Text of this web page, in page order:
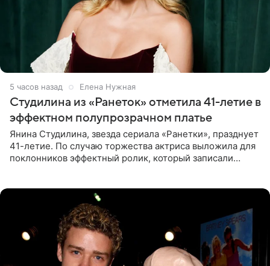
5 часов назад Елена Нужная
Студилина из «Ранеток» отметила 41-летие в
эффектном полупрозрачном платье
Янина Студилина, звезда сериала «Ранетки», празднует
41-летие. По случаю торжества актриса выложила для
поклонников эффектный ролик, который записали